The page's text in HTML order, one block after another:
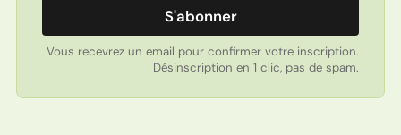
S'abonner
Vous recevrez un email pour confirmer votre inscription.
Désinscription en 1 clic, pas de spam.